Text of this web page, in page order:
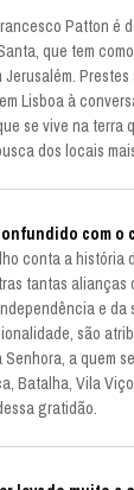
Patton é
que tem
Lisboa à
se vive na terra
dos locais
com o
conta a história
tantas
e da
são
a quem
Batalha, Vila
gratidão.